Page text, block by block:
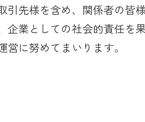
引先様を含め、関係者の皆
企業としての社会的責任を
に努めてまいります。